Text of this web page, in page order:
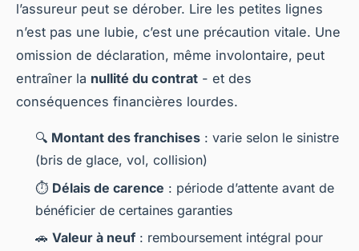
l’assureur peut se dérober. Lire les petites lignes
n’est pas une lubie, c’est une précaution vitale. Une
omission de déclaration, même involontaire, peut
entraîner la nullité du contrat - et des
conséquences financières lourdes.
🔍 Montant des franchises : varie selon le sinistre
(bris de glace, vol, collision)
⏱️ Délais de carence : période d’attente avant de
bénéficier de certaines garanties
🚗 Valeur à neuf : remboursement intégral pour